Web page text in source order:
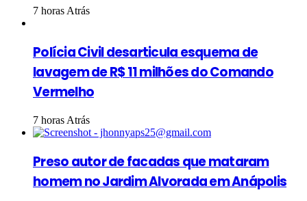
7 horas Atrás
Polícia Civil desarticula esquema de
lavagem de R$ 11 milhões do Comando
Vermelho
7 horas Atrás
Preso autor de facadas que mataram
homem no Jardim Alvorada em Anápolis